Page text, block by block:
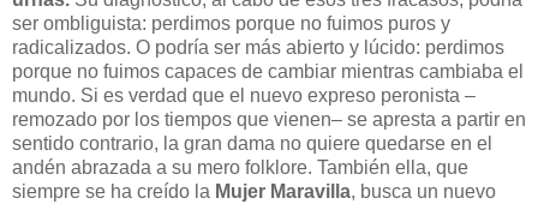
ser ombliguista: perdimos porque no fuimos puros y
radicalizados. O podría ser más abierto y lúcido: perdimos
porque no fuimos capaces de cambiar mientras cambiaba el
mundo. Si es verdad que el nuevo expreso peronista –
remozado por los tiempos que vienen– se apresta a partir en
sentido contrario, la gran dama no quiere quedarse en el
andén abrazada a su mero folklore. También ella, que
siempre se ha creído la Mujer Maravilla, busca un nuevo